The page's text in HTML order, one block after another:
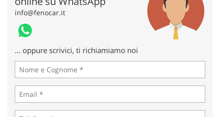
info@fenocar.it
... oppure scrivici, ti richiamiamo noi